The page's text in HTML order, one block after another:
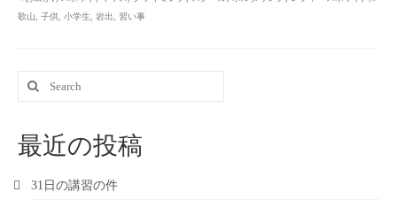
歌山
子供 小学生 岩出 習い事
Search
最近の投稿
31日の講習の件